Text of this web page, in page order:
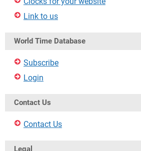
Link to us
World Time Database
Subscribe
Login
Contact Us
Contact Us
Legal